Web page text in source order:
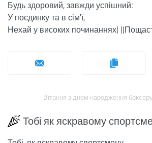
Будь здоровий, завжди успішний:
У поєдинку та в сім'ї,
Нехай у високих починаннях|
Вітання з днем ​​народження
Тобі як яскравому